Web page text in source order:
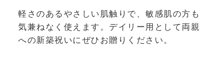
軽さのあるやさしい肌触りで、敏感肌の方も
気兼ねなく使えます。デイリー用として両親
への新築祝いにぜひお贈りください。